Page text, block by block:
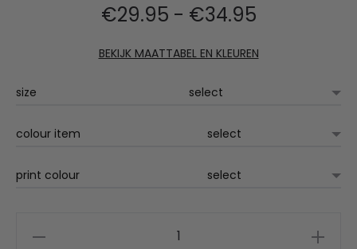
€29.95 - €34.95Prijsklasse:
€29.95
BEKIJK MAATTABEL EN KLEUREN
size
colour item
print colour